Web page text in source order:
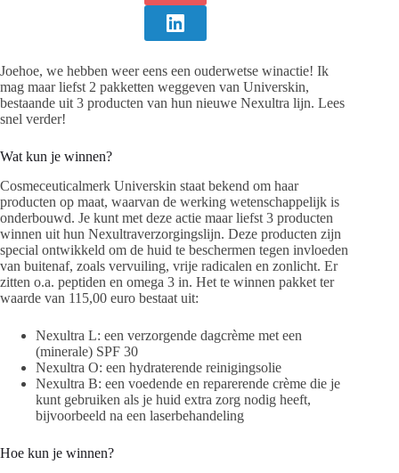
Joehoe, we hebben weer eens een ouderwetse winactie! Ik
mag maar liefst 2 pakketten weggeven van Universkin,
bestaande uit 3 producten van hun nieuwe Nexultra lijn. Lees
snel verder!
Wat kun je winnen?
Cosmeceuticalmerk Universkin staat bekend om haar
producten op maat, waarvan de werking wetenschappelijk is
onderbouwd. Je kunt met deze actie maar liefst 3 producten
winnen uit hun Nexultraverzorgingslijn. Deze producten zijn
special ontwikkeld om de huid te beschermen tegen invloeden
van buitenaf, zoals vervuiling, vrije radicalen en zonlicht. Er
zitten o.a. peptiden en omega 3 in. Het te winnen pakket ter
waarde van 115,00 euro bestaat uit:
Nexultra L: een verzorgende dagcrème met een
(minerale) SPF 30
Nexultra O: een hydraterende reinigingsolie
Nexultra B: een voedende en reparerende crème die je
kunt gebruiken als je huid extra zorg nodig heeft,
bijvoorbeeld na een laserbehandeling
Hoe kun je winnen?